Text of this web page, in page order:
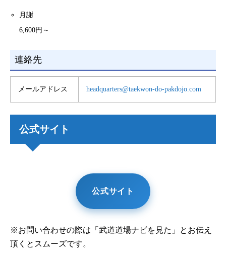
月謝
6,600円～
連絡先
メールアドレス headquarters@taekwon-do-pakdojo.com
公式サイト
公式サイト
※お問い合わせの際は「武道道場ナビを見た」とお伝え
頂くとスムーズです。